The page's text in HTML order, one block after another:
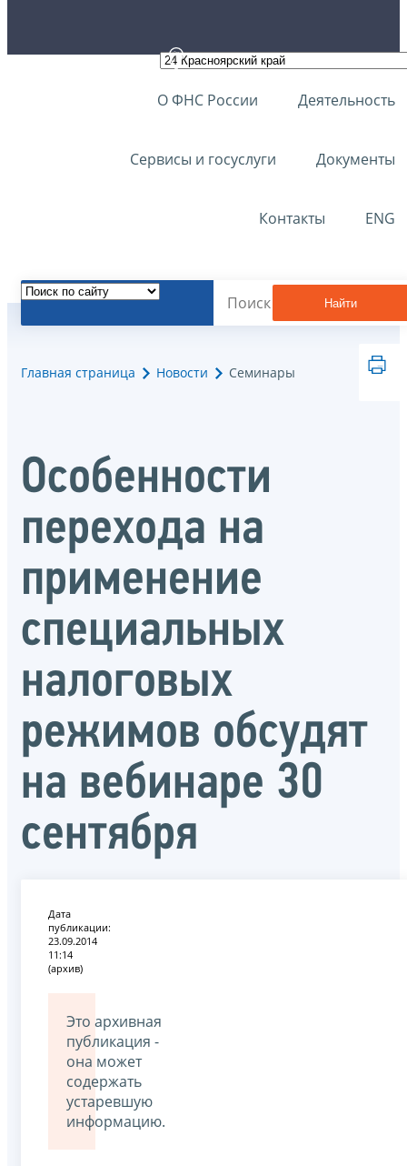
О ФНС России Деятельность
Сервисы и госуслуги Документы
Контакты ENG
Найти
Главная страница Новости Семинары
Особенности
перехода на
применение
специальных
налоговых
режимов обсудят
на вебинаре 30
сентября
Дата
публикации:
23.09.2014
11:14
(архив)
Это архивная
публикация -
она может
содержать
устаревшую
информацию.